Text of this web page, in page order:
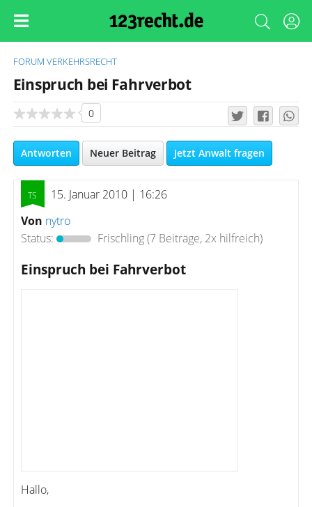
FORUM VERKEHRSRECHT
Einspruch bei Fahrverbot
0
Antworten Neuer Beitrag Jetzt Anwalt fragen
15. Januar 2010 | 16:26
Von nytro
Status:
Frischling(7 Beiträge, 2x hilfreich)
Einspruch bei Fahrverbot
Hallo,